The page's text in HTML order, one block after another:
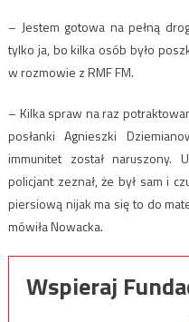
– Jestem gotowa na pełną
tylko ja, bo kilka osób było
w rozmowie z RMF FM.
– Kilka spraw na raz
posłanki Agnieszki
immunitet został naruszony.
policjant zeznał, że był sam i
piersiową nijak ma się to do
mówiła Nowacka.
Wspieraj